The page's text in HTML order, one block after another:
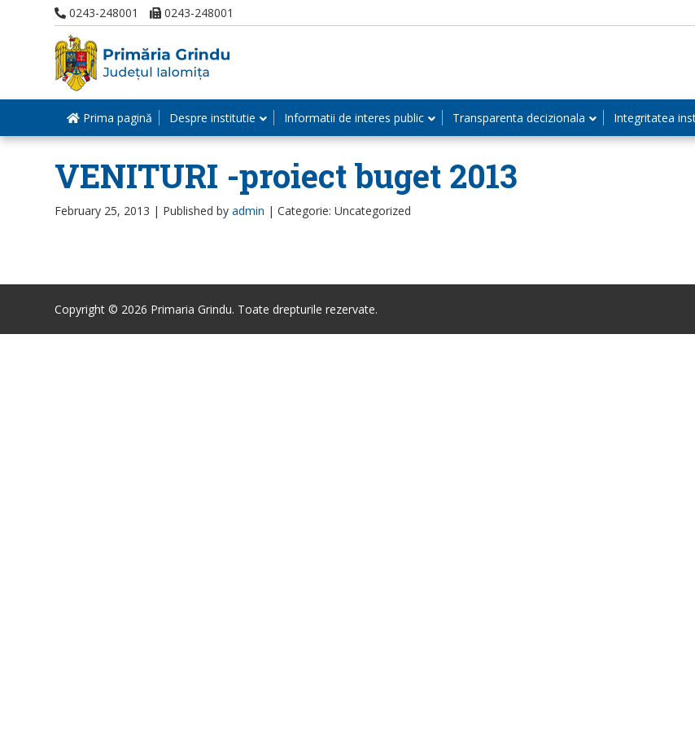
0243-248001 0243-248001
Prima pagină Despre institutie Informatii de interes public Transparenta decizionala Integritatea
VENITURI -proiect buget 2013
February 25, 2013 | Published by admin | Categorie: Uncategorized
Copyright © 2026 Primaria Grindu. Toate drepturile rezervate.